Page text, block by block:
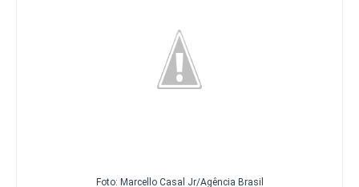
Foto: Marcello Casal Jr/Agência Brasil